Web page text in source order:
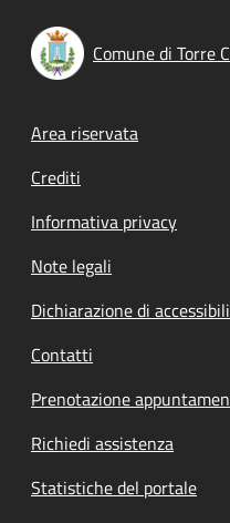
Comune di Torre
Footer menu
Area riservata
Crediti
Informativa privacy
Note legali
Dichiarazione di
Contatti
Prenotazione
Richiedi assistenza
Statistiche del portale